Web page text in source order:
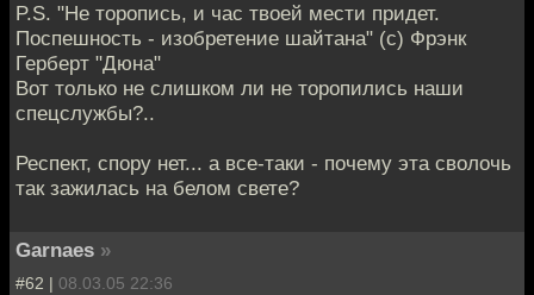
P.S. "Не торопись, и час твоей мести придет.
Поспешность - изобретение шайтана" (с) Фрэнк
Герберт "Дюна"
Вот только не слишком ли не торопились наши
спецслужбы?..
Респект, спору нет... а все-таки - почему эта сволочь
так зажилась на белом свете?
Garnaes »
#62 | 08.03.05 22:36